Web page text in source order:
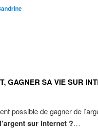
GAGNER SA VIE SUR
possible de gagner de
sur Internet ?…